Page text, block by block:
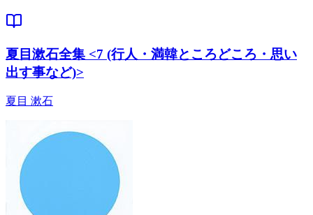
夏目漱石全集 <7 (行人・満韓ところどころ・思い
出す事など)>
夏目 漱石